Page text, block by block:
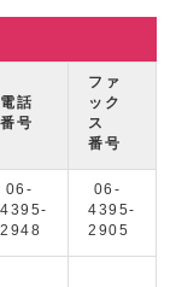
電話
番号
ファ
ック
ス
番号
06-
4395-
2948
06-
4395-
2905